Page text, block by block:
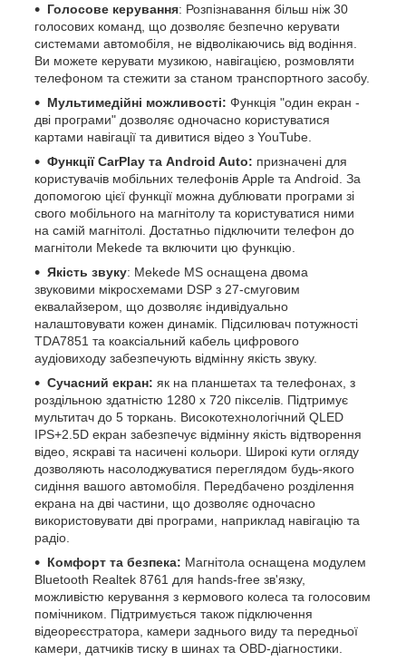
Голосове керування: Розпізнавання більш ніж 30
голосових команд, що дозволяє безпечно керувати
системами автомобіля, не відволікаючись від водіння.
Ви можете керувати музикою, навігацією, розмовляти
телефоном та стежити за станом транспортного засобу.
Мультимедійні можливості: Функція "один екран -
дві програми" дозволяє одночасно користуватися
картами навігації та дивитися відео з YouTube.
Функції CarPlay та Android Auto: призначені для
користувачів мобільних телефонів Apple та Android. За
допомогою цієї функції можна дублювати програми зі
свого мобільного на магнітолу та користуватися ними
на самій магнітолі. Достатньо підключити телефон до
магнітоли Mekede та включити цю функцію.
Якість звуку: Mekede MS оснащена двома
звуковими мікросхемами DSP з 27-смуговим
еквалайзером, що дозволяє індивідуально
налаштовувати кожен динамік. Підсилювач потужності
TDA7851 та коаксіальний кабель цифрового
аудіовиходу забезпечують відмінну якість звуку.
Сучасний екран: як на планшетах та телефонах, з
роздільною здатністю 1280 х 720 пікселів. Підтримує
мультитач до 5 торкань. Високотехнологічний QLED
IPS+2.5D екран забезпечує відмінну якість відтворення
відео, яскраві та насичені кольори. Широкі кути огляду
дозволяють насолоджуватися переглядом будь-якого
сидіння вашого автомобіля. Передбачено розділення
екрана на дві частини, що дозволяє одночасно
використовувати дві програми, наприклад навігацію та
радіо.
Комфорт та безпека: Магнітола оснащена модулем
Bluetooth Realtek 8761 для hands-free зв'язку,
можливістю керування з кермового колеса та голосовим
помічником. Підтримується також підключення
відеореєстратора, камери заднього виду та передньої
камери, датчиків тиску в шинах та OBD-діагностики.